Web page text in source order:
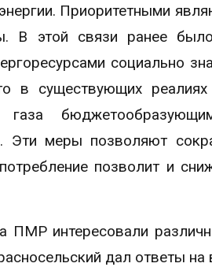
Приоритетными
В этой связи ранее
социально
в существующих
газа
Эти меры позволяют
позволит и
ПМР интересовали
дал ответы